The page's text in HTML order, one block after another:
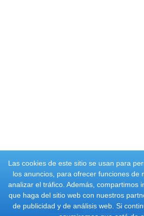
Las cookies de este sitio se usan para
los anuncios, para ofrecer funciones de
analizar el tráfico. Además, compartimos
que haga del sitio web con nuestros
de publicidad y de análisis web. Si
Disclaimer Privacy